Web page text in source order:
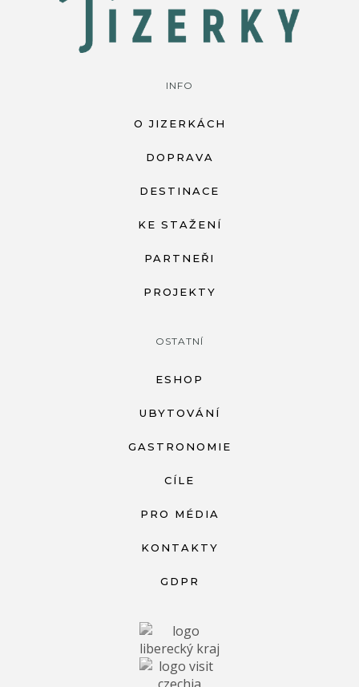
INFO
O JIZERKÁCH
DOPRAVA
DESTINACE
KE STAŽENÍ
PARTNEŘI
PROJEKTY
OSTATNÍ
ESHOP
UBYTOVÁNÍ
GASTRONOMIE
CÍLE
PRO MÉDIA
KONTAKTY
GDPR